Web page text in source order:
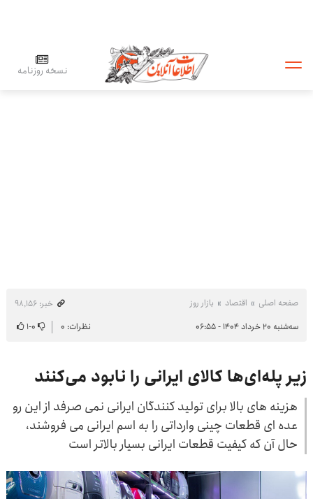
نسخه روزنامه
صفحه اصلی اقتصاد بازار روز
خبر: ۹۸٬۱۵۶
سه‌شنبه ۲۰ خرداد ۱۴۰۴ - ۰۶:۵۵
نظرات: ۰ ۰-۱
زیر پله‌ای‌ها کالای ایرانی را نابود می‌کنند
هزینه های بالا برای تولید کنندگان ایرانی نمی صرفد از این رو
عده ای قطعات چینی وارداتی را به اسم ایرانی می فروشند،
حال آن که کیفیت قطعات ایرانی بسیار بالاتر است